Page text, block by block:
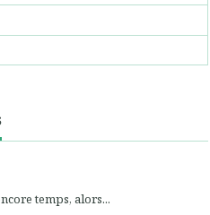
temps, alors...